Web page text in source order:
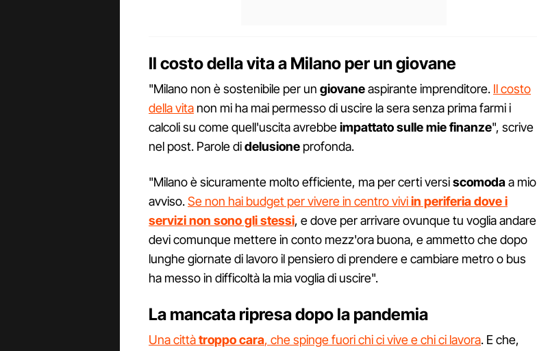
Il costo della vita a Milano per un giovane
"Milano non è sostenibile per un giovaneaspirante imprenditore. Il costo
della vita non mi ha mai permesso di uscire la sera senza prima farmi i
calcoli su come quell'uscita avrebbeimpattato sulle mie finanze", scrive
nel post. Parole didelusione profonda.
"Milano è sicuramente molto efficiente, ma per certi versiscomodaa mio
avviso.Se non hai budget per vivere in centro viviin periferia dove i
servizi non sono gli stessi, e dove per arrivare ovunque tu voglia andare
devi comunque mettere in conto mezz'ora buona, e ammetto che dopo
lunghe giornate di lavoro il pensiero di prendere e cambiare metro o bus
ha messo in difficoltà la mia voglia di uscire".
La mancata ripresa dopo la pandemia
Una cittàtroppo cara, che spinge fuori chi ci vive e chi ci lavora. E che,